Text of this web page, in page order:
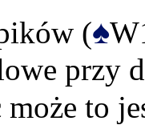
(♠
przy
może to